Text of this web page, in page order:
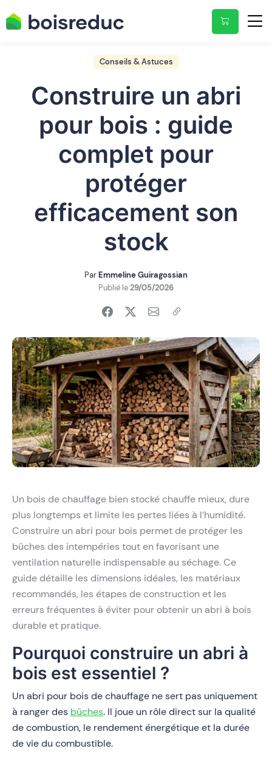
Conseils & Astuces
Construire un abri
pour bois : guide
complet pour
protéger
efficacement son
stock
ParEmmeline Guiragossian
Publié le29/05/2026
Un bois de chauffage bien stocké chauffe mieux, dure
plus longtemps et limite les pertes liées à l’humidité.
Construire un abri pour bois permet de protéger les
bûches des intempéries tout en favorisant une
ventilation naturelle indispensable au séchage. Ce
guide détaille les dimensions idéales, les matériaux
recommandés, les étapes de construction et les
erreurs fréquentes à éviter pour obtenir un abri à bois
durable et pratique.
Pourquoi construire un abri à
bois est essentiel ?
Un abri pour bois de chauffage ne sert pas uniquement
à ranger des bûches. Il joue un rôle direct sur la qualité
de combustion, le rendement énergétique et la durée
de vie du combustible.